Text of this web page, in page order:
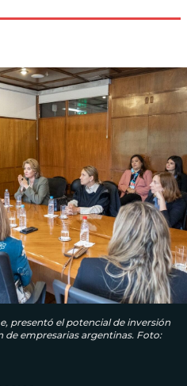
presentó el potencial de inversión
de empresarias argentinas. Foto: